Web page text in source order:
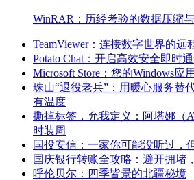
WinRAR：历经考验的数据压缩
TeamViewer：连接数字世界的远
Potato Chat：开启高效安全即时
Microsoft Store：您的Windows应
珠山“退役老兵”：用暖心服务替
有温度
撕掉标签，允我定义：阿塔娜（
时装周
国投安信：一家你可能没听过，
国庆银行转账全攻略：避开拥堵
呼伦贝尔：四季皆景的北疆秘境